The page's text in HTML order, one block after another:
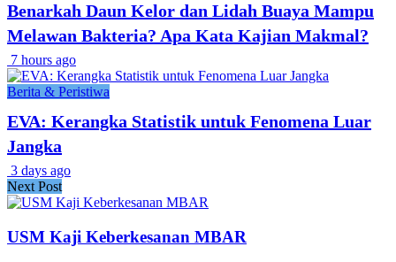
Benarkah Daun Kelor dan Lidah Buaya Mampu
Melawan Bakteria? Apa Kata Kajian Makmal?
7 hours ago
Berita & Peristiwa
EVA: Kerangka Statistik untuk Fenomena Luar
Jangka
3 days ago
Next Post
USM Kaji Keberkesanan MBAR